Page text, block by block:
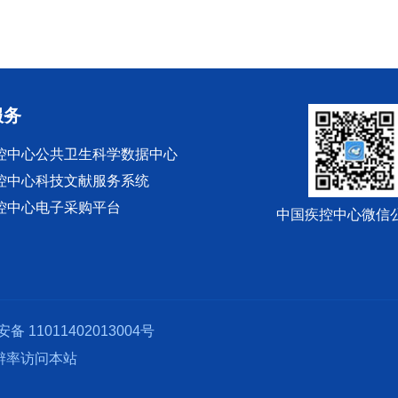
务
中心公共卫生科学数据中心
中心科技文献服务系统
中心电子采购平台
中国疾控中心微信
备 11011402013004号
率访问本站